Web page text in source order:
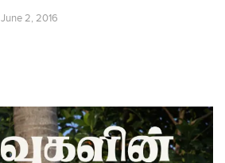
June 2, 2016